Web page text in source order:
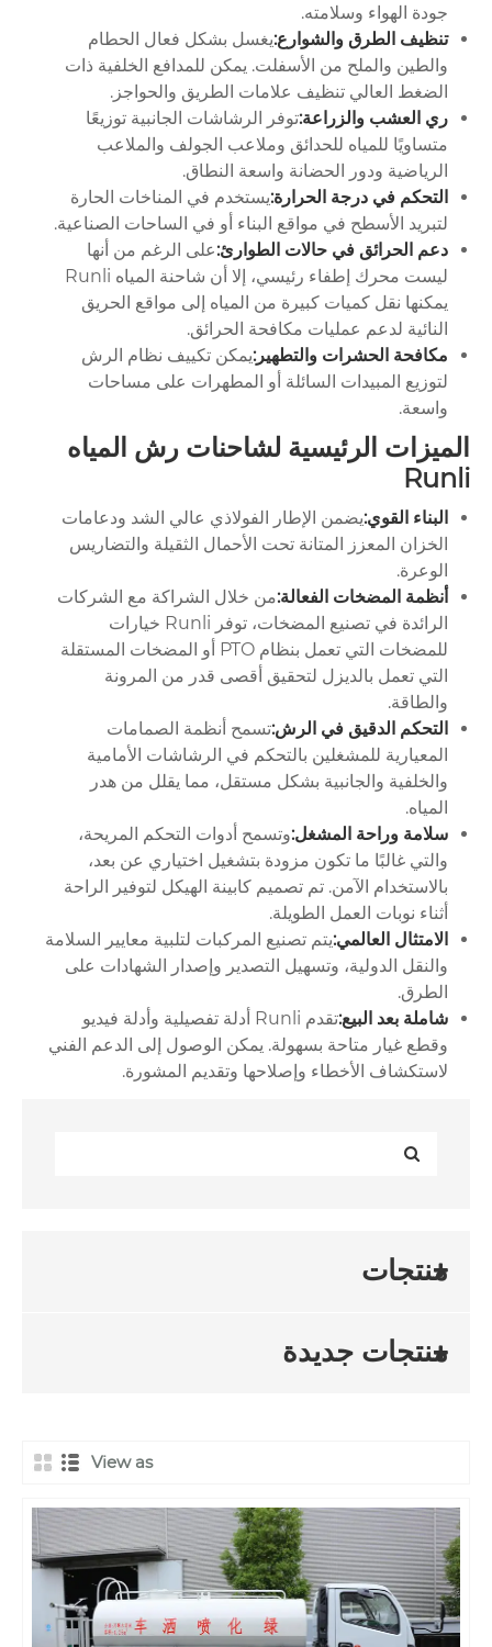
جودة الهواء وسلامته.
تنظيف الطرق والشوارع:يغسل بشكل فعال الحطام
والطين والملح من الأسفلت. يمكن للمدافع الخلفية ذات
الضغط العالي تنظيف علامات الطريق والحواجز.
ري العشب والزراعة:توفر الرشاشات الجانبية توزيعًا
متساويًا للمياه للحدائق وملاعب الجولف والملاعب
الرياضية ودور الحضانة واسعة النطاق.
التحكم في درجة الحرارة:يستخدم في المناخات الحارة
لتبريد الأسطح في مواقع البناء أو في الساحات الصناعية.
دعم الحرائق في حالات الطوارئ:على الرغم من أنها
ليست محرك إطفاء رئيسي، إلا أن شاحنة المياه Runli
يمكنها نقل كميات كبيرة من المياه إلى مواقع الحريق
النائية لدعم عمليات مكافحة الحرائق.
مكافحة الحشرات والتطهير:يمكن تكييف نظام الرش
لتوزيع المبيدات السائلة أو المطهرات على مساحات
واسعة.
الميزات الرئيسية لشاحنات رش المياه
Runli
البناء القوي:يضمن الإطار الفولاذي عالي الشد ودعامات
الخزان المعزز المتانة تحت الأحمال الثقيلة والتضاريس
الوعرة.
أنظمة المضخات الفعالة:من خلال الشراكة مع الشركات
الرائدة في تصنيع المضخات، توفر Runli خيارات
للمضخات التي تعمل بنظام PTO أو المضخات المستقلة
التي تعمل بالديزل لتحقيق أقصى قدر من المرونة
والطاقة.
التحكم الدقيق في الرش:تسمح أنظمة الصمامات
المعيارية للمشغلين بالتحكم في الرشاشات الأمامية
والخلفية والجانبية بشكل مستقل، مما يقلل من هدر
المياه.
سلامة وراحة المشغل:وتسمح أدوات التحكم المريحة،
والتي غالبًا ما تكون مزودة بتشغيل اختياري عن بعد،
بالاستخدام الآمن. تم تصميم كابينة الهيكل لتوفير الراحة
أثناء نوبات العمل الطويلة.
الامتثال العالمي:يتم تصنيع المركبات لتلبية معايير السلامة
والنقل الدولية، وتسهيل التصدير وإصدار الشهادات على
الطرق.
شاملة بعد البيع:
تقدم Runli أدلة تفصيلية وأدلة فيديو
وقطع غيار متاحة بسهولة. يمكن الوصول إلى الدعم الفني
لاستكشاف الأخطاء وإصلاحها وتقديم المشورة.
منتجات
منتجات جديدة
View as